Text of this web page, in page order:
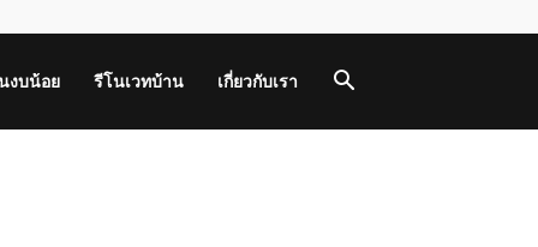
งบน้อย รีโนเวทบ้าน เกี่ยวกับเรา